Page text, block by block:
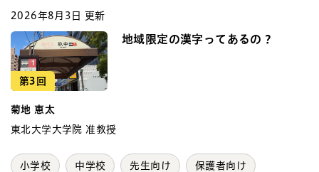
2026年8月3日 更新
第3回
地域限定の漢字ってあるの？
菊地 恵太
東北大学大学院 准教授
小学校 中学校 先生向け 保護者向け